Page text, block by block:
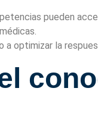
pueden
a optimizar la